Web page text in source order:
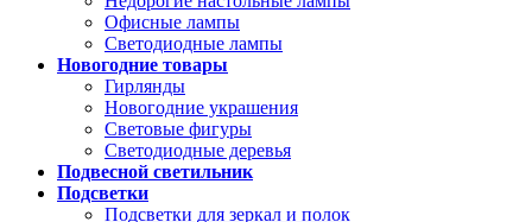
Офисные лампы
Светодиодные лампы
Новогодние товары
Гирлянды
Новогодние украшения
Световые фигуры
Светодиодные деревья
Подвесной светильник
Подсветки
Подсветки для зеркал и полок